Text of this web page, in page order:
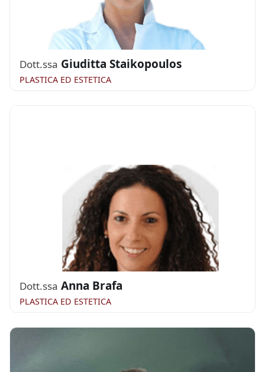
Dott.ssa Giuditta Staikopoulos
PLASTICA ED ESTETICA
Dott.ssa Anna Brafa
PLASTICA ED ESTETICA